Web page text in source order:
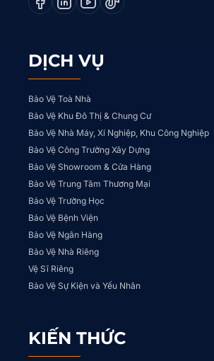
DỊCH VỤ
Bảo Vệ Toà Nhà
Bảo Vệ Khu Đô Thị & Chung Cư
Bảo Vệ Nhà Máy, Xí Nghiệp, Khu Công Nghiệp
Bảo Vệ Công Trường Xây Dựng
Bảo Vệ Showroom & Cửa Hàng
Bảo Vệ Trung Tâm Thương Mại
Bảo Vệ Trường Học
Bảo Vệ Bệnh Viện
Bảo Vệ Ngân Hàng
Bảo Vệ Nhà Riêng
Vệ Sĩ Riêng
Bảo Vệ Sự Kiện và Yếu Nhân
KIẾN THỨC